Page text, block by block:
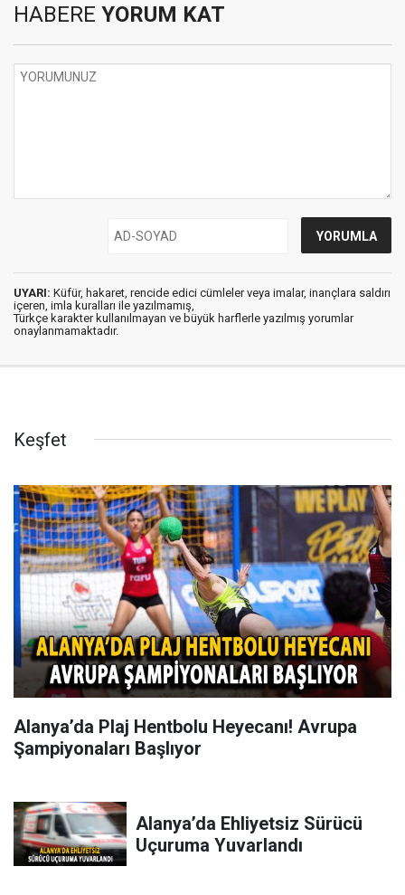
HABERE YORUM KAT
UYARI: Küfür, hakaret, rencide edici cümleler veya imalar, inançlara saldırı
içeren, imla kuralları ile yazılmamış,
Türkçe karakter kullanılmayan ve büyük harflerle yazılmış yorumlar
onaylanmamaktadır.
Keşfet
Alanya’da Plaj Hentbolu Heyecanı! Avrupa
Şampiyonaları Başlıyor
Alanya’da Ehliyetsiz Sürücü
Uçuruma Yuvarlandı